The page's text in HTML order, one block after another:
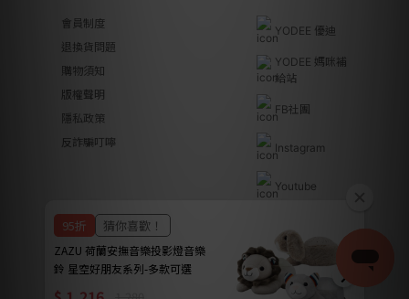
會員制度
退換貨問題
購物須知
版權聲明
隱私政策
反詐騙叮嚀
YODEE 優迪
YODEE 媽咪補
給站
FB社團
Instagram
Youtube
優迪國際股份有限公司 | YODEE INTERNATIONAL CO., LTD